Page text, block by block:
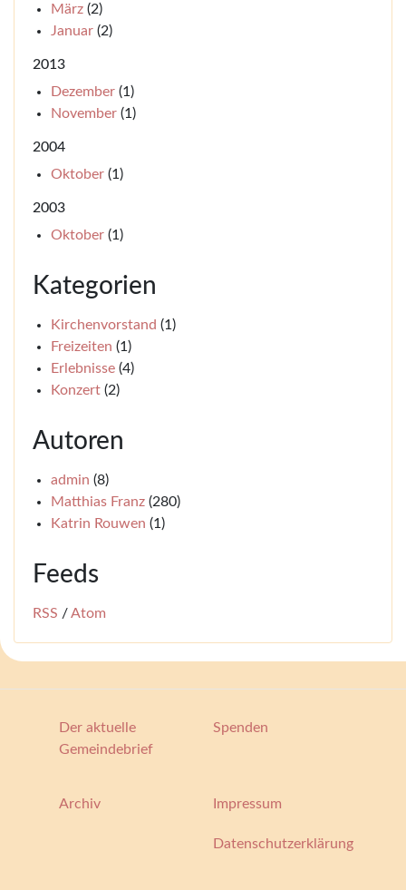
März (2)
Januar (2)
2013
Dezember (1)
November (1)
2004
Oktober (1)
2003
Oktober (1)
Kategorien
Kirchenvorstand (1)
Freizeiten (1)
Erlebnisse (4)
Konzert (2)
Autoren
admin (8)
Matthias Franz (280)
Katrin Rouwen (1)
Feeds
RSS /Atom
Der aktuelle
Gemeindebrief
Spenden
Archiv Impressum
Datenschutzerklärung